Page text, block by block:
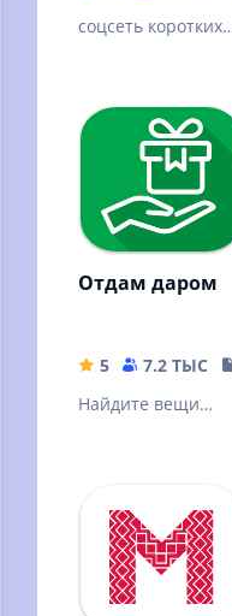
соцсеть коротких
Отдам даром
5 7.2 ТЫС
Найдите вещи
поделитесь
своими!